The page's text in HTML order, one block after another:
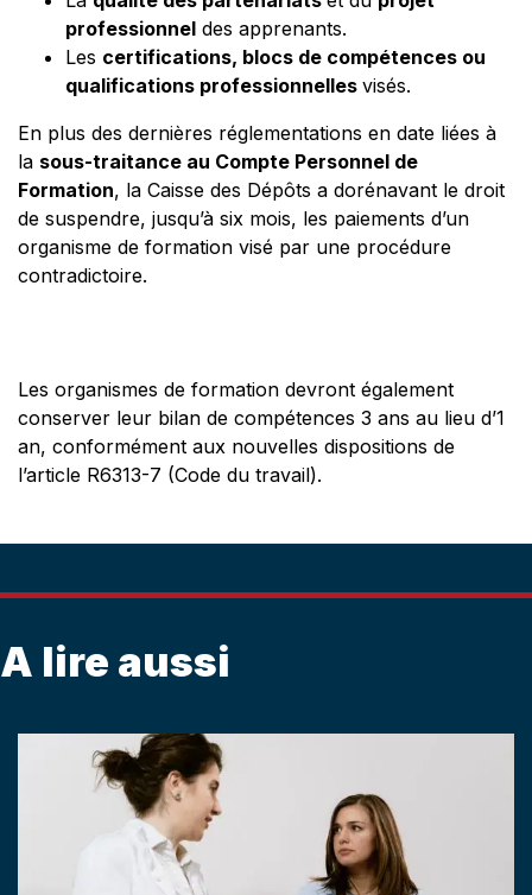
professionnel des apprenants.
Les certifications, blocs de compétences ou
qualifications professionnelles visés.
En plus des dernières réglementations en date liées à
la sous-traitance au Compte Personnel de
Formation, la Caisse des Dépôts a dorénavant le droit
de suspendre, jusqu’à six mois, les paiements d’un
organisme de formation visé par une procédure
contradictoire.
Les organismes de formation devront également
conserver leur bilan de compétences 3 ans au lieu d’1
an, conformément aux nouvelles dispositions de
l’article R6313-7 (Code du travail).
A lire aussi